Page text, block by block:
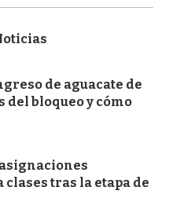
de aguacate de
del bloqueo y cómo
tras la etapa de